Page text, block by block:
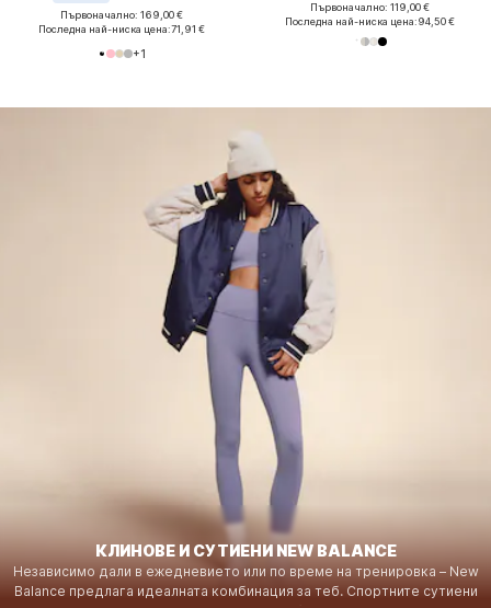
Първоначално: 169,00 €
Последна най-ниска цена:71,91 €
+1
Първоначално: 119,00 €
Последна най-ниска цена:94,50 €
КЛИНОВЕ И СУТИЕНИ NEW BALANCE
Независимо дали в ежедневието или по време на тренировка – New
Balance предлага идеалната комбинация за теб. Спортните сутиени